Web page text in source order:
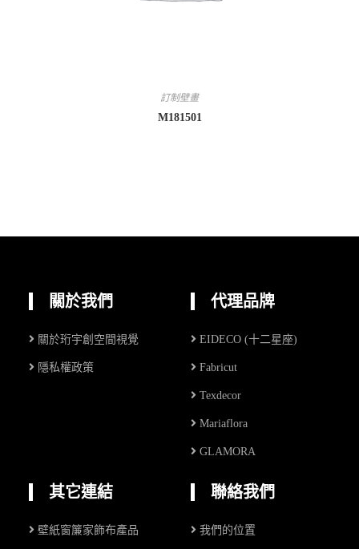
訂制壁畫
M181501
關於我們
關於珩宇創空間視覺
隱私權政策
代理品牌
EIDECO (十二星座)
Fabricut
Texdecor
Mariaflora
GLAMORA
其它連結
壁紙窗簾家飾布產品
聯絡我們
我們的位置